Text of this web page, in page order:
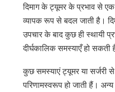
दिमाग के ट्यूमर के प्रभाव से
व्यापक रूप से बदल जाती है।
उपचार के बाद कुछ ही स्थायी
दीर्घकालिक समस्याएँ हो सकती
कुछ समस्याएं ट्यूमर या सर्जरी
परिणामस्वरूप हो जाती हैं। अन्य